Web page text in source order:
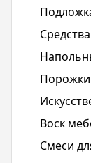
Воск
Смеси